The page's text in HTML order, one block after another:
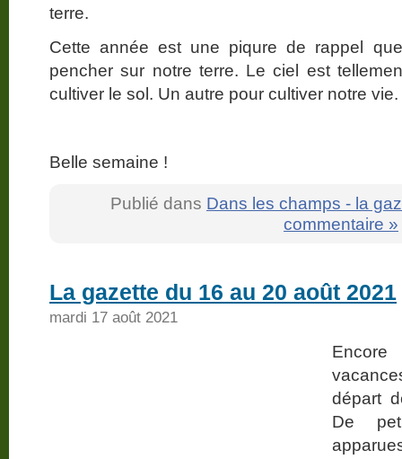
terre.
Cette année est une piqure de rappel
pencher sur notre terre. Le ciel est
cultiver le sol. Un autre pour cultiver notre vie.
Belle semaine !
Publié dans Dans les champs - la
commentaire »
La gazette du 16 au 20 août 2021
mardi 17 août 2021
départ
De